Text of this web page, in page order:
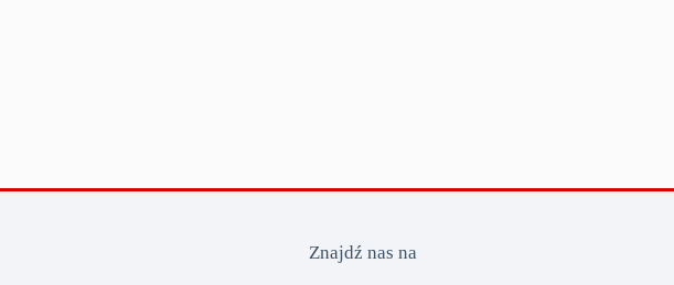
Znajdź nas na